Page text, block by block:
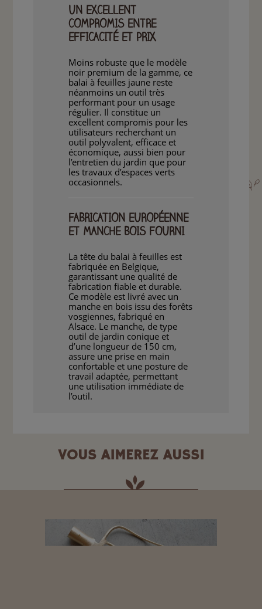
UN EXCELLENT
COMPROMIS ENTRE
EFFICACITÉ ET PRIX
Moins robuste que le modèle
noir premium de la gamme, ce
balai à feuilles jaune reste
néanmoins un outil très
performant pour un usage
régulier. Il constitue un
excellent compromis pour les
utilisateurs recherchant un
outil polyvalent, efficace et
économique, aussi bien pour
l’entretien du jardin que pour
les travaux d’espaces verts
occasionnels.
FABRICATION EUROPÉENNE
ET MANCHE BOIS FOURNI
La tête du balai à feuilles est
fabriquée en Belgique,
garantissant une qualité de
fabrication fiable et durable.
Ce modèle est livré avec un
manche en bois issu des forêts
vosgiennes, fabriqué en
Alsace. Le manche, de type
outil de jardin conique et
d’une longueur de 150 cm,
assure une prise en main
confortable et une posture de
travail adaptée, permettant
une utilisation immédiate de
l’outil.
VOUS AIMEREZ AUSSI